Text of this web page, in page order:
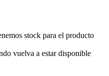
stock para el producto
vuelva a estar disponible